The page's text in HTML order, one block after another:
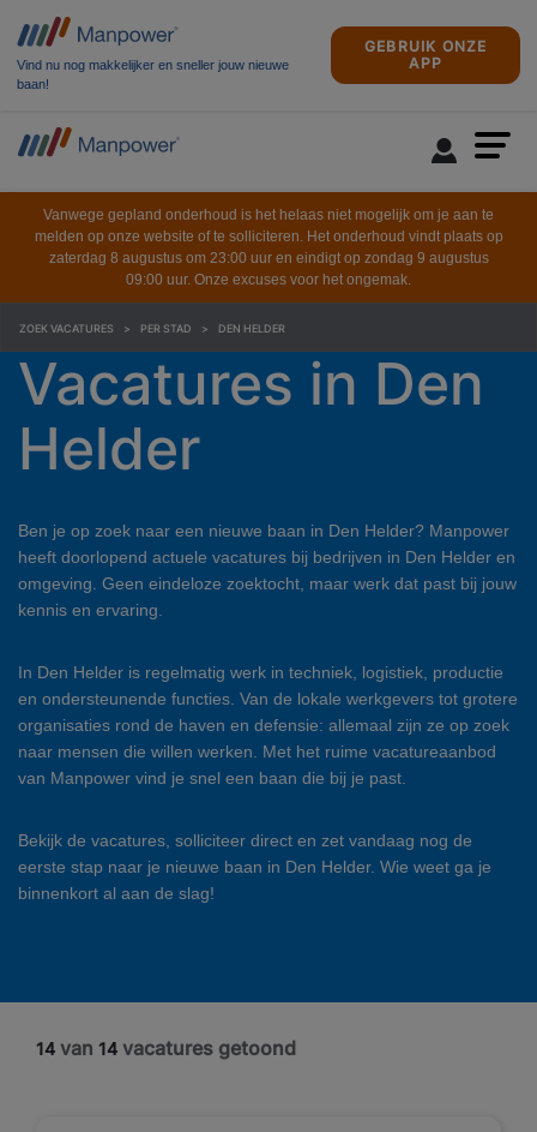
Vind nu nog makkelijker en sneller jouw nieuwe
baan!
GEBRUIK ONZE
APP
Vanwege gepland onderhoud is het helaas niet mogelijk om je aan te
melden op onze website of te solliciteren. Het onderhoud vindt plaats op
zaterdag 8 augustus om 23:00 uur en eindigt op zondag 9 augustus
09:00 uur. Onze excuses voor het ongemak.
ZOEK VACATURES PER STAD DEN HELDER
Vacatures in Den
Helder
Ben je op zoek naar een nieuwe baan in Den Helder? Manpower
heeft doorlopend actuele vacatures bij bedrijven in Den Helder en
omgeving. Geen eindeloze zoektocht, maar werk dat past bij jouw
kennis en ervaring.
In Den Helder is regelmatig werk in techniek, logistiek, productie
en ondersteunende functies. Van de lokale werkgevers tot grotere
organisaties rond de haven en defensie: allemaal zijn ze op zoek
naar mensen die willen werken. Met het ruime vacatureaanbod
van Manpower vind je snel een baan die bij je past.
Bekijk de vacatures, solliciteer direct en zet vandaag nog de
eerste stap naar je nieuwe baan in Den Helder. Wie weet ga je
binnenkort al aan de slag!
14 van 14 vacatures getoond